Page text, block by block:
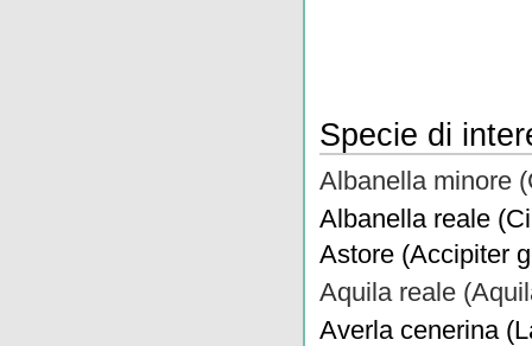
Specie di
Albanella minore
Albanella reale
Astore (Accipiter
Aquila reale
Averla cenerina